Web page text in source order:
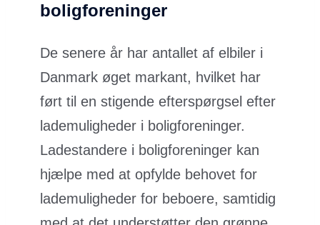
boligforeninger
De senere år har antallet af elbiler i
Danmark øget markant, hvilket har
ført til en stigende efterspørgsel efter
lademuligheder i boligforeninger.
Ladestandere i boligforeninger kan
hjælpe med at opfylde behovet for
lademuligheder for beboere, samtidig